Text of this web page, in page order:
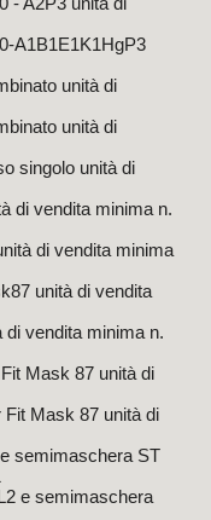
A1B1E1K1HgP3
unità di
unità di
singolo unità di
di vendita minima n.
di vendita minima
unità di vendita
di vendita minima n.
Mask 87 unità di
Fit Mask 87 unità di
semimaschera ST
e semimaschera